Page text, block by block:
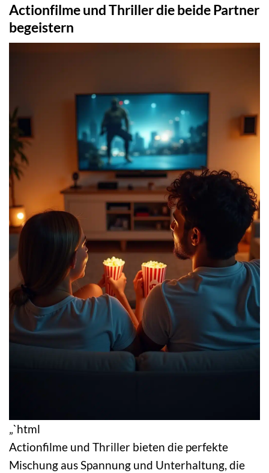
Actionfilme und Thriller die beide Partner
begeistern
„`html
Actionfilme und Thriller bieten die perfekte
Mischung aus Spannung und Unterhaltung, die